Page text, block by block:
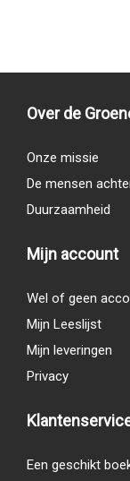
Over de
Onze missie
De mensen
Duurzaamheid
Mijn account
Wel of geen
Mijn Leeslijst
Mijn leveringen
Privacy
Een geschikt